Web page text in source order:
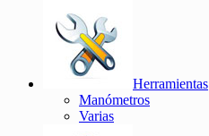
Herramientas
Manómetros
Varias